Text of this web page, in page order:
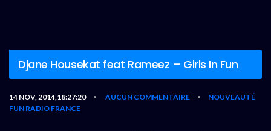
Djane Housekat feat Rameez – Girls In Fun
14 NOV, 2014,18:27:20 • AUCUN COMMENTAIRE •
NOUVEAUTÉ
FUN RADIO FRANCE